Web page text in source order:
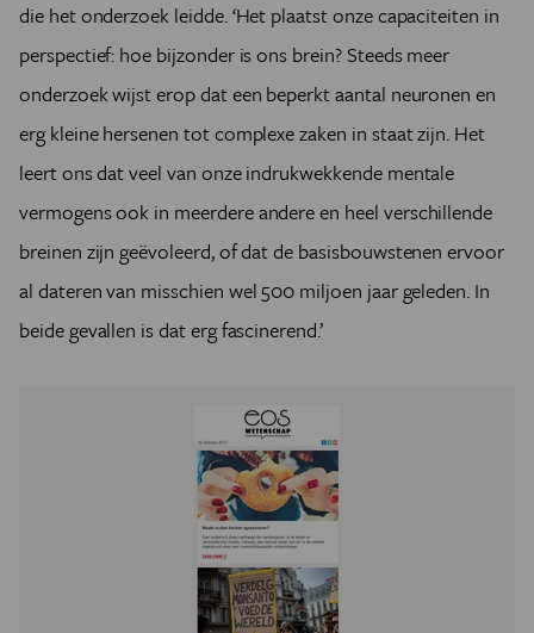
die het onderzoek leidde. ‘Het plaatst onze capaciteiten in
perspectief: hoe bijzonder is ons brein? Steeds meer
onderzoek wijst erop dat een beperkt aantal neuronen en
erg kleine hersenen tot complexe zaken in staat zijn. Het
leert ons dat veel van onze indrukwekkende mentale
vermogens ook in meerdere andere en heel verschillende
breinen zijn geëvoleerd, of dat de basisbouwstenen ervoor
al dateren van misschien wel 500 miljoen jaar geleden. In
beide gevallen is dat erg fascinerend.’